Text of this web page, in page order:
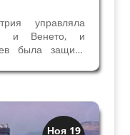
управляла
и Венето, и
была защита
с
Ноя 19